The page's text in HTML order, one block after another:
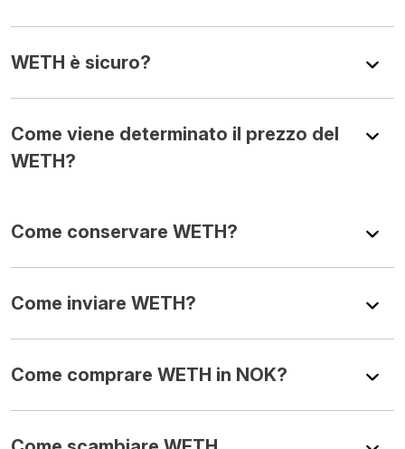
WETH è sicuro?
Come viene determinato il prezzo del
WETH?
Come conservare WETH?
Come inviare WETH?
Come comprare WETH in NOK?